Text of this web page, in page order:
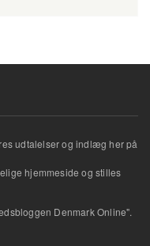
udtalelser og indlæg her på
hjemmeside og stilles
Denmark Online".